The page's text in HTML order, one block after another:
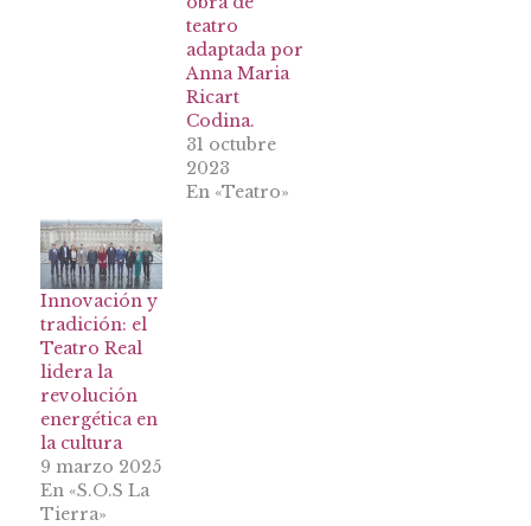
teatro
adaptada por
Anna Maria
Ricart
Codina.
31 octubre
2023
En «Teatro»
Innovación y
tradición: el
Teatro Real
lidera la
revolución
energética en
la cultura
9 marzo 2025
En «S.O.S La
Tierra»